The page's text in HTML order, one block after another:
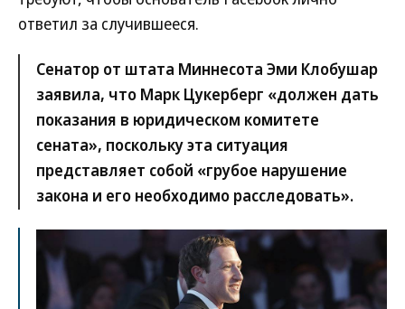
ответил за случившееся.
Сенатор от штата Миннесота Эми Клобушар
заявила, что Марк Цукерберг «должен дать
показания в юридическом комитете
сената», поскольку эта ситуация
представляет собой «грубое нарушение
закона и его необходимо расследовать».